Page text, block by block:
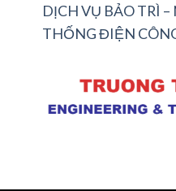
DỊCH VỤ BẢO TRÌ –
THỐNG ĐIỆN